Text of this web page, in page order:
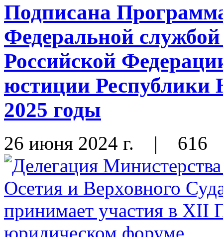
Подписана
Федеральной
Российской
юстиции
2025 годы
26 июня 2024 г. | 616